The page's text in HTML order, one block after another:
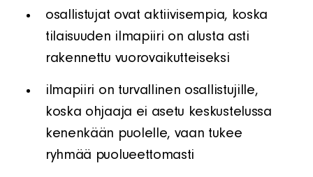
osallistujat ovat aktiivisempia, koska
tilaisuuden ilmapiiri on alusta asti
rakennettu vuorovaikutteiseksi
ilmapiiri on turvallinen osallistujille,
koska ohjaaja ei asetu keskustelussa
kenenkään puolelle, vaan tukee
ryhmää puolueettomasti